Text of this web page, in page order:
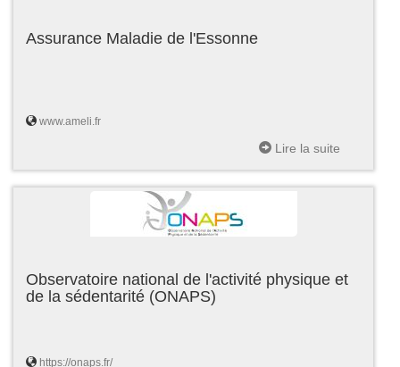
Assurance Maladie de l'Essonne
www.ameli.fr
Lire la suite
Observatoire national de l'activité physique et
de la sédentarité (ONAPS)
https://onaps.fr/